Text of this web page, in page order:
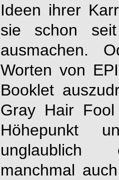
Ideen ihrer
sie schon
ausmachen.
Worten von
Booklet
Gray Hair Fool
Höhepunkt
unglaublich
manchmal